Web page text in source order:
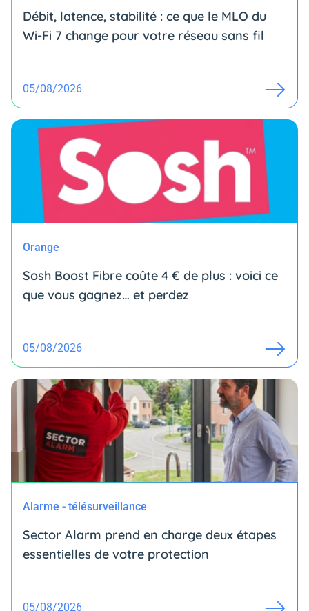
Débit, latence, stabilité : ce que le MLO du
Wi-Fi 7 change pour votre réseau sans fil
05/08/2026
Orange
Sosh Boost Fibre coûte 4 € de plus : voici ce
que vous gagnez… et perdez
05/08/2026
Alarme - télésurveillance
Sector Alarm prend en charge deux étapes
essentielles de votre protection
05/08/2026